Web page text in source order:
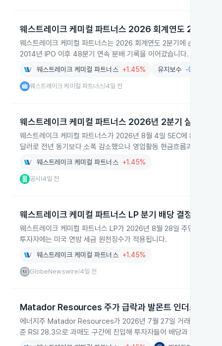
웨스트레이크 케미컬 파트너스 2026 회계연도 2분기 실
웨스트레이크 케미컬 파트너스는 2026 회계연도 2분기에 순이익
2014년 IPO 이후 48분기 연속 분배 기록을 이어갔습니다.
웨스트레이크 케미컬 파트너스 +1.45% 유지보수 -0.73%
웨스트레이크 케미컬 파트너스 4일 전
웨스트레이크 케미컬 파트너스 2026년 2분기 실적 공개
웨스트레이크 케미컬 파트너스가 2026년 8월 4일 SEC에 8-K를 제
달러로 전년 동기보다 소폭 감소했으나 영업활동 현금흐름과 분배가
웨스트레이크 케미컬 파트너스 +1.45%
공시 4일 전
웨스트레이크 케미컬 파트너스 LP 분기 배당 결정
웨스트레이크 케미컬 파트너스 LP가 2026년 8월 28일 주당 0.4714
투자자에는 미국 연방 세금 원천징수가 적용됩니다.
웨스트레이크 케미컬 파트너스 +1.45%
GlobeNewswire 4일 전
Matador Resources 주가 급락과 발몬트 인더스트리스
에너지주 Matador Resources가 2026년 7월 27일 거래에서 200
준 RSI 28.3으로 과매도 구간에 진입해 투자자들이 배당과 펀더멘털